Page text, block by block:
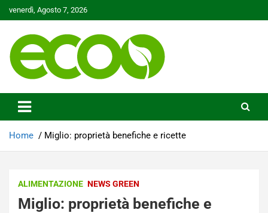
to
venerdì, Agosto 7, 2026
Ecoo.it
Home Miglio: proprietà benefiche e ricette
ALIMENTAZIONE NEWS GREEN
Miglio: proprietà benefiche e